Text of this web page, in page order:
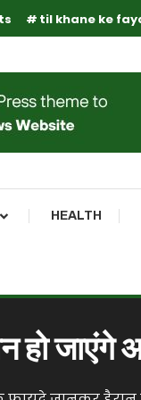
til khane ke
HEALTH
हो जाएंगे